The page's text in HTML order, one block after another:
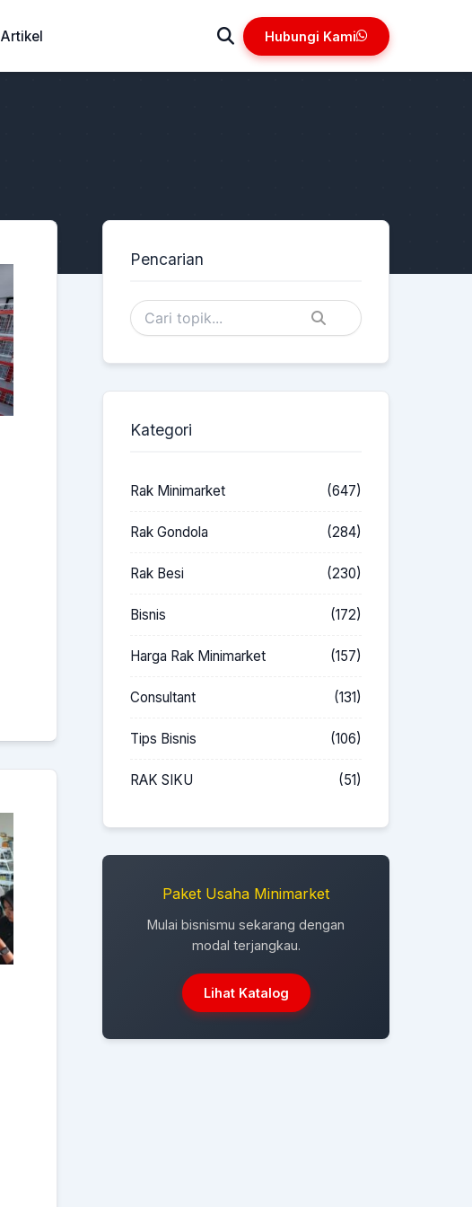
Artikel Hubungi Kami
Pencarian
Kategori
Rak Minimarket (647)
Rak Gondola (284)
Rak Besi (230)
Bisnis (172)
Harga Rak Minimarket (157)
Consultant (131)
Tips Bisnis (106)
RAK SIKU (51)
Paket Usaha Minimarket
Mulai bisnismu sekarang dengan
modal terjangkau.
Lihat Katalog